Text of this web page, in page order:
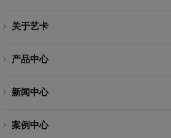
关于艺卡
产品中心
新闻中心
案例中心